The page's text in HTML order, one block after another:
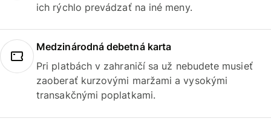
ich rýchlo prevádzať na iné meny.
Medzinárodná debetná karta
Pri platbách v zahraničí sa už nebudete musieť
zaoberať kurzovými maržami a vysokými
transakčnými poplatkami.